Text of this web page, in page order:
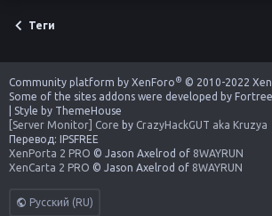
Теги
Русский (RU)
Community platform by XenForo ® © 2010-2022
Some of the sites addons were developed by
Style by ThemeHouse
[Server Monitor] Core by CrazyHackGUT aka Kruzya
Перевод:
IPSFREE
XenPorta 2 PRO © Jason Axelrod of 8WAYRUN
XenCarta 2 PRO © Jason Axelrod of 8WAYRUN